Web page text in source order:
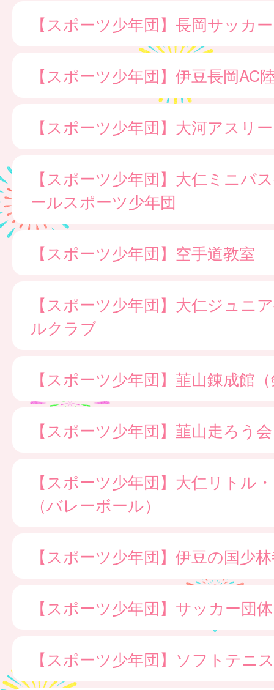
【スポーツ少年団】長岡サッカー
【スポーツ少年団】伊豆長岡AC
【スポーツ少年団】大河アスリ
【スポーツ少年団】大仁ミニバ
ールスポーツ少年団
【スポーツ少年団】空手道教室
【スポーツ少年団】大仁ジュニ
ルクラブ
【スポーツ少年団】韮山錬成館
【スポーツ少年団】韮山走ろう
【スポーツ少年団】大仁リトル
（バレーボール）
【スポーツ少年団】伊豆の国少
【スポーツ少年団】サッカー団体
【スポーツ少年団】ソフトテニ